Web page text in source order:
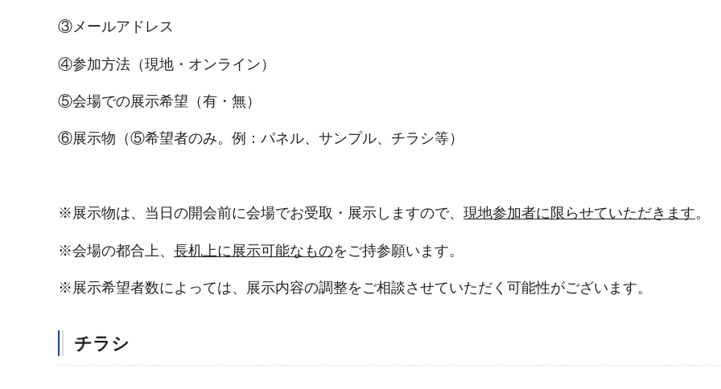
③メールアドレス
④参加方法（現地・オンライン）
⑤会場での展示希望（有・無）
⑥展示物（⑤希望者のみ。例：パネル、サンプル、チラシ等）
※展示物は、当日の開会前に会場でお受取・展示しますので、 現地参加者に限らせていただきます。
※会場の都合上、 長机上に展示可能なものをご持参願います。
※展示希望者数によっては、展示内容の調整をご相談させていただく可能性がございます。
チラシ